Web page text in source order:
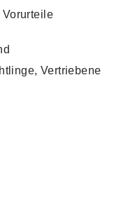
Vorurteile
Vertriebene